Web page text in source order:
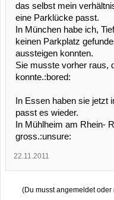
das selbst mein
eine Parklücke passt.
In München habe ich,
keinen Parkplatz
aussteigen konnten.
Sie musste vorher raus,
konnte.:bored:
In Essen haben sie jetzt
passt es wieder.
In Mühlheim am Rhein-
gross.:unsure:
22.11.2011
(Du musst angemeldet